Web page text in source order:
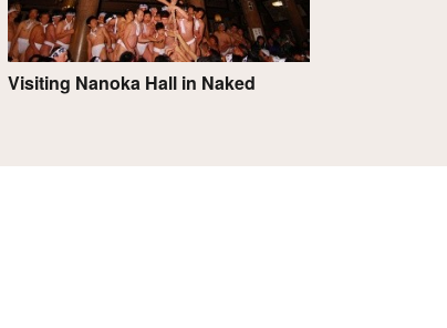
Visiting Nanoka Hall in Naked